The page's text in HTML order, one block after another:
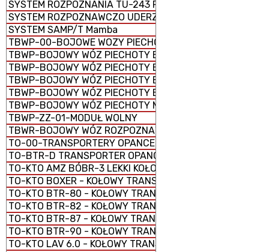
SYSTEM ROZPOZNANIA TU-243 REJS-D
SYSTEM ROZPOZNAWCZO UDERZENIOWY ORION
SYSTEM SAMP/T Mamba
TBWP-00-BOJOWE WOZY PIECHOTY
TBWP-BOJOWY WÓZ PIECHOTY BORSUK
TBWP-BOJOWY WÓZ PIECHOTY BWP-1 (BMP-1)
TBWP-BOJOWY WÓZ PIECHOTY BWP-2 (BMP-2)
TBWP-BOJOWY WÓZ PIECHOTY BWP-3 (BMP-3)
TBWP-BOJOWY WÓZ PIECHOTY M2 Bradley
TBWP-ZZ-01-MODUŁ WOLNY
TBWR-BOJOWY WÓZ ROZPOZNAWCZY M3 Bradley
TO-00-TRANSPORTERY OPANCERZONE
TO-BTR-D TRANSPORTER OPANCERZONY GĄSIENICOWY
TO-KTO AMZ BÓBR-3 LEKKI KOŁOWY TRANSPORTER
TO-KTO BOXER - KOŁOWY TRANSPORTER OPANCERZONY
TO-KTO BTR-80 - KOŁOWY TRANSPORTER OPANCERZONY
TO-KTO BTR-82 - KOŁOWY TRANSPORTER OPANCERZONY
TO-KTO BTR-87 - KOŁOWY TRANSPORTER OPANCERZONY
TO-KTO BTR-90 - KOŁOWY TRANSPORTER OPANCERZONY
TO-KTO LAV 6.0 - KOŁOWY TRANSPORTER OPANCERZONY